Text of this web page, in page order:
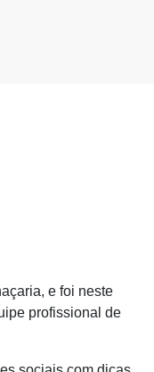
e foi neste
profissional de